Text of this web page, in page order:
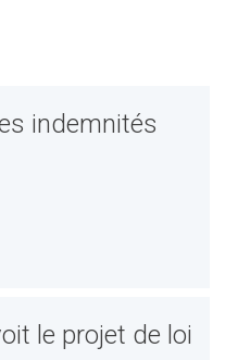
indemnités
le projet de loi